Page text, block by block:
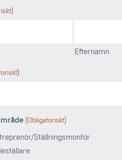
Efternamn
(Obligatoriskt)
Ställningsmontör